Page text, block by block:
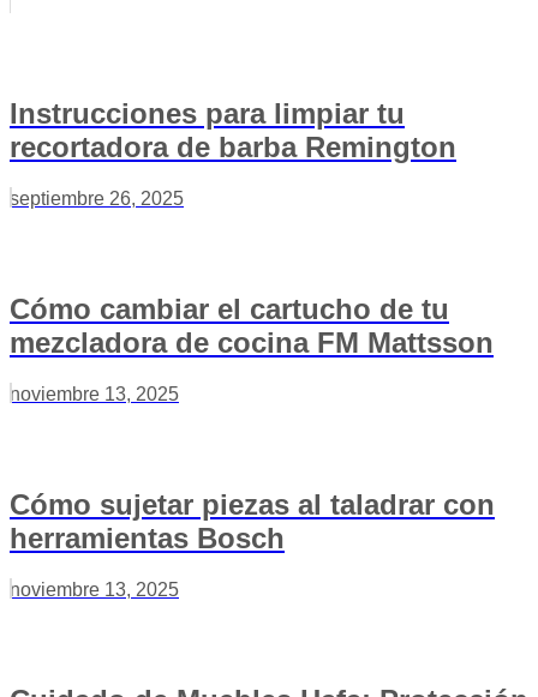
Instrucciones para limpiar tu
recortadora de barba Remington
septiembre 26, 2025
Cómo cambiar el cartucho de tu
mezcladora de cocina FM Mattsson
noviembre 13, 2025
Cómo sujetar piezas al taladrar con
herramientas Bosch
noviembre 13, 2025